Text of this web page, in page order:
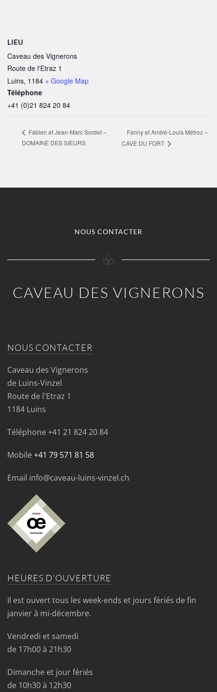
LIEU
Caveau des Vignerons
Route de l'Etraz 1
Luins, 1184 + Google Map
Téléphone
+41 (0)21 824 20 84
Fabien et Jean-Marc Sordet –
DOMAINE DES SIEURS
Fanny et André-Louis Métroz –
CAVE DU FORT
NOUS CONTACTER
CAVEAU DES VIGNERONS
NOUS CONTACTER
Caveau des Vignerons
de Luins-Vinzel
Route de l'Etraz 1
1184 Luins
Téléphone +41 21 824 20 84
Mobile +41 79 571 81 58
Email info@caveau-luins-vinzel.ch
HEURES D'OUVERTURE
Il est ouvert tous les week-ends et jours fériés de fin
janvier à mi-décembre.
Vendredi et samedi
de 17h00 à 21h30
Dimanche et jour fériés
de 10h30 à 12h30